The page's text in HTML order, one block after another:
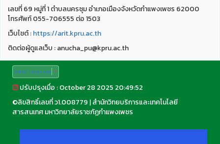
เลขที่ 69 หมู่ที่ 1 ตำบลนครชุม อำเภอเมืองจังหวัดกำแพงเพชร 62000
โทรศัพท์ 055-706555 ต่อ 1503
เว็บไชต์ :https://arit.kpru.ac.th
ติดต่อผู้ดูแลเว็บ : anucha_pu@kpru.ac.th
Select Language ▼
ปรับปรุงเมื่อ : October 28 2025 20:49:52
©ลิขสิทธิ์เลขที่ ว1.008779 |สำนักวิทยบริการและเทคโนโลยี
สารสนเทศ มหาวิทยาลัยราชภัฏกำแพงเพชร